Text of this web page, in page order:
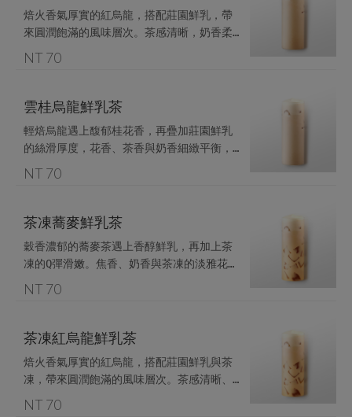
焙火香氣厚實的紅烏龍，搭配莊園鮮乳，帶
來圓潤飽滿的風味層次。茶感清晰，奶香柔
NT 70
雲桂烏龍鮮乳茶
輕焙烏龍遇上馥郁桂花香，再疊加莊園鮮乳
的絲滑厚度，花香、茶香與奶香細緻平衡，
NT 70
茶凍蕎麥鮮乳茶
穀香濃郁的蕎麥茶遇上香醇鮮乳，再加上茶
凍的Q彈滑嫩。焦香、奶香與茶凍的淡雅花香
的療癒系飲品。
NT 70
茶凍紅烏龍鮮乳茶
焙火香氣厚實的紅烏龍，搭配莊園鮮乳與茶
凍，帶來圓潤飽滿的風味層次。茶感清晰、
NT 70